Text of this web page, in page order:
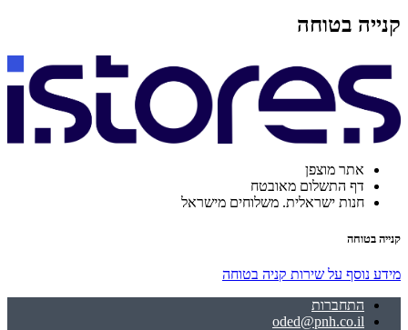
קנייה בטוחה
אתר מוצפן
דף התשלום מאובטח
חנות ישראלית. משלוחים מישראל
קנייה בטוחה
מידע נוסף על שירות קניה בטוחה
התחברות
oded@pnh.co.il